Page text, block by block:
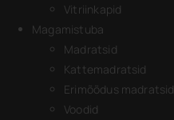
Vitriinkapid
Magamistuba
Madratsid
Kattemadratsid
Erimõõdus madratsid
Voodid